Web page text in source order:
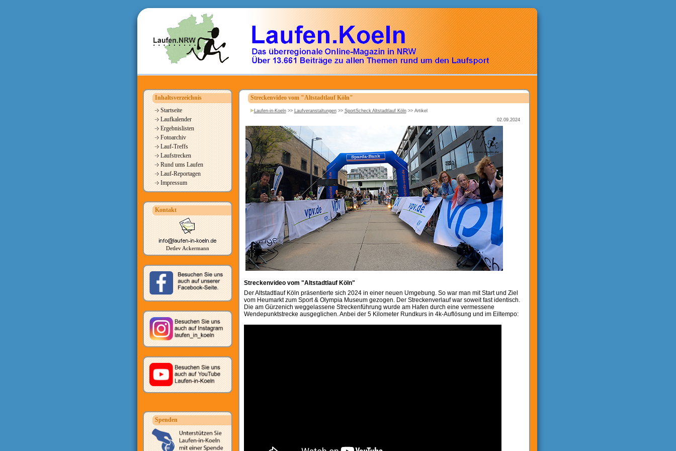
Inhaltsverzeichnis
Startseite
Laufkalender
Ergebnislisten
Fotoarchiv
Lauf-Treffs
Laufstrecken
Rund ums Laufen
Lauf-Reportagen
Impressum
Kontakt
Detlev Ackermann
Spenden
Streckenvideo vom "Altstadtlauf Köln"
Laufen-in-Koeln>> Laufveranstaltungen>> SportScheck Altstadtlauf Köln>> Artikel
02.09.2024
Streckenvideo vom "Altstadtlauf Köln"
Der Altstadtlauf Köln präsentierte sich 2024 in einer neuen Umgebung. So war man mit Start und Ziel
vom Heumarkt zum Sport & Olympia Museum gezogen. Der Streckenverlauf war soweit fast identisch.
Die am Gürzenich weggelassene Streckenführung wurde am Hafen durch eine vermessene
Wendepunktstrecke ausgeglichen. Anbei der 5 Kilometer Rundkurs in 4k-Auflösung und im Eiltempo: